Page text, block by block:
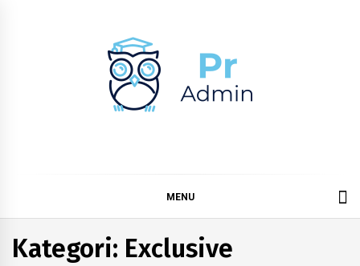
MENU
Kategori: Exclusive